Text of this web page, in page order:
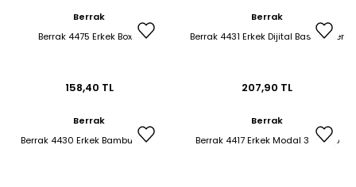
Berrak
Berrak 4475 Erkek Boxer
158,40 TL
Berrak
Berrak 4431 Erkek Dijital Baskı Boxer
207,90 TL
Berrak
Berrak 4430 Erkek Bambu Boxer
Berrak
Berrak 4417 Erkek Modal 3 Lü Slip